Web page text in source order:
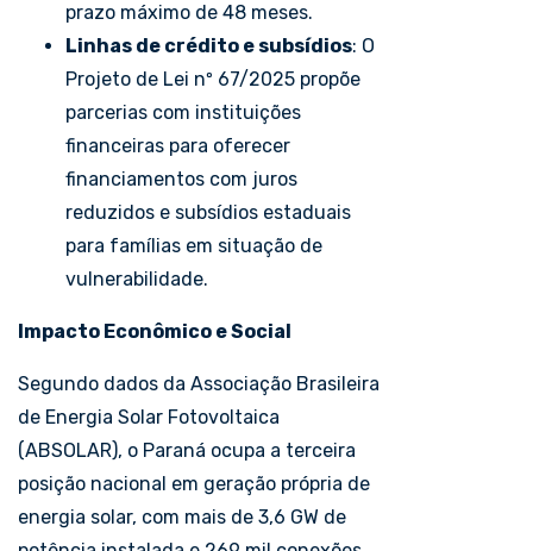
prazo máximo de 48 meses.
Linhas de crédito e subsídios: O
Projeto de Lei nº 67/2025 propõe
parcerias com instituições
financeiras para oferecer
financiamentos com juros
reduzidos e subsídios estaduais
para famílias em situação de
vulnerabilidade.
Impacto Econômico e Social
Segundo dados da Associação Brasileira
de Energia Solar Fotovoltaica
(ABSOLAR), o Paraná ocupa a terceira
posição nacional em geração própria de
energia solar, com mais de 3,6 GW de